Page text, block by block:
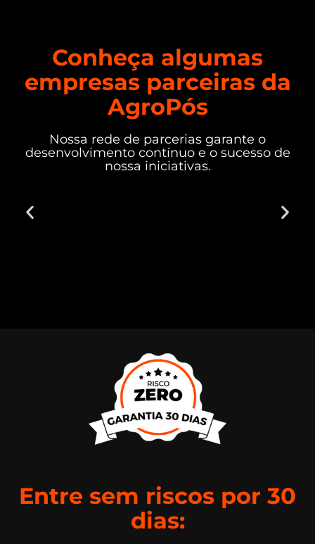
Conheça algumas
empresas parceiras da
AgroPós
Nossa rede de parcerias garante o
desenvolvimento contínuo e o sucesso de
nossa iniciativas.
Entre sem riscos por 30
dias: